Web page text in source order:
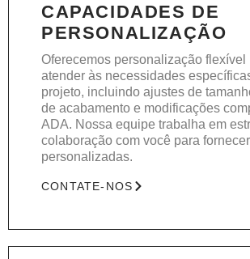
CAPACIDADES DE
PERSONALIZAÇÃO
Oferecemos personalização flexível
atender às necessidades
projeto, incluindo ajustes de
de acabamento e modificações
ADA. Nossa equipe trabalha em
colaboração com você para
personalizadas.
CONTATE-NOS